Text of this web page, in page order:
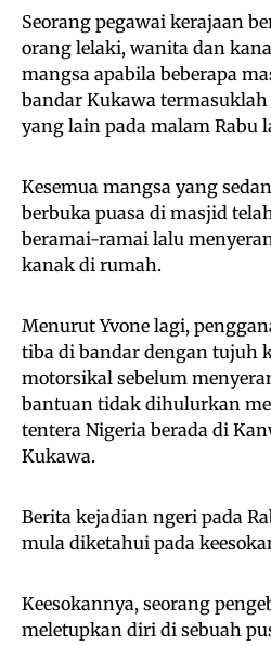
Seorang pegawai kerajaan
orang lelaki, wanita dan
mangsa apabila beberapa
bandar Kukawa
yang lain pada malam Rabu
Kesemua mangsa yang
berbuka puasa di masjid
beramai-ramai lalu
kanak di rumah.
Menurut Yvone lagi,
tiba di bandar dengan tujuh
motorsikal sebelum
bantuan tidak dihulurkan
tentera Nigeria berada di
Kukawa.
Berita kejadian ngeri pada
mula diketahui pada
Keesokannya, seorang
meletupkan diri di sebuah